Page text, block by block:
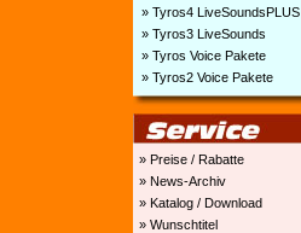
» Tyros4 LiveSoundsPLUS
» Tyros3 LiveSounds
» Tyros Voice Pakete
» Tyros2 Voice Pakete
» Preise / Rabatte
» News-Archiv
» Katalog / Download
» Wunschtitel